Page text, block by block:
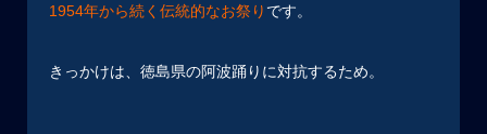
1954年から続く伝統的なお祭り です。
きっかけは、徳島県の阿波踊りに対抗するため。